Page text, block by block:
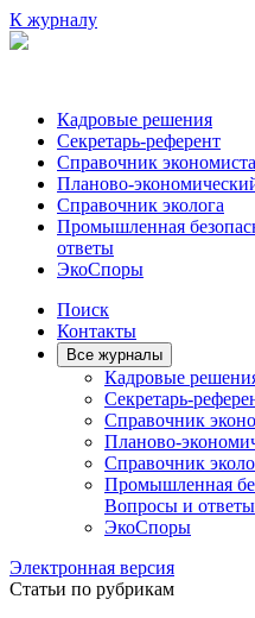
К журналу
Кадровые решения
Секретарь-референт
Справочник экономиста
Планово-
Справочник эколога
Промышленная
ответы
ЭкоСпоры
Поиск
Контакты
Все журналы
Кадровые
Секретарь-
Справочник
Планово-
Справочник
Промышленная
Вопросы и ответы
ЭкоСпоры
Электронная версия
Статьи по рубрикам